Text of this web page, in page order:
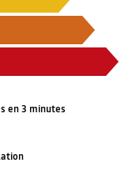
en 3 minutes